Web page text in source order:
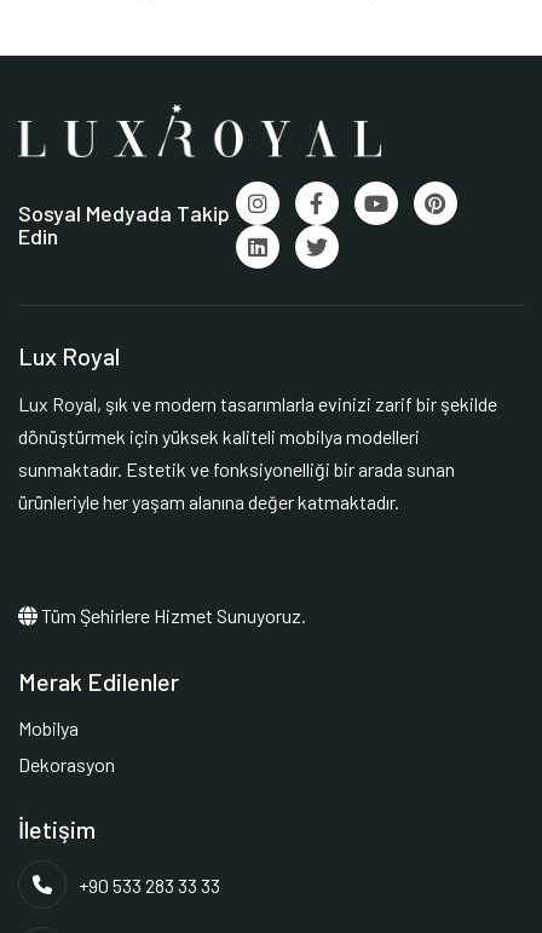
Sosyal Medyada Takip
Edin
Lux Royal
Lux Royal, şık ve modern tasarımlarla evinizi zarif bir şekilde
dönüştürmek için yüksek kaliteli mobilya modelleri
sunmaktadır. Estetik ve fonksiyonelliği bir arada sunan
ürünleriyle her yaşam alanına değer katmaktadır.
Tüm Şehirlere Hizmet Sunuyoruz.
Merak Edilenler
Mobilya
Dekorasyon
İletişim
+90 533 283 33 33